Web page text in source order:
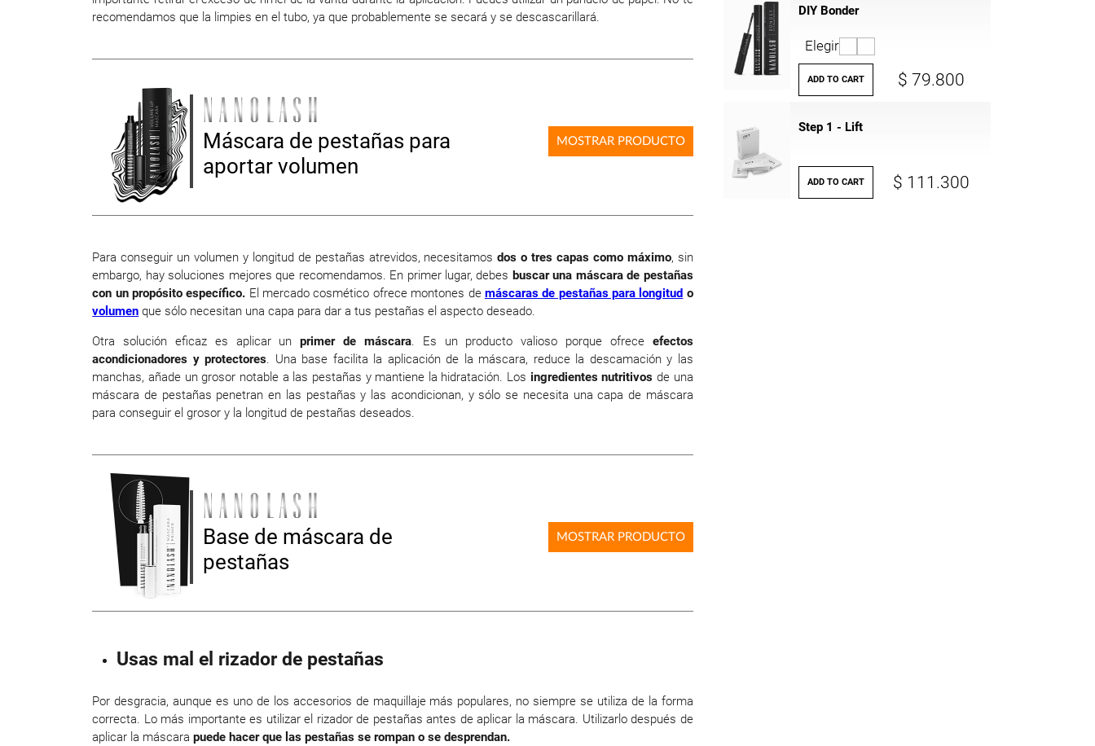
recomendamos que la limpies en el tubo, ya que probablemente se secará y se descascarillará.
Máscara de pestañas para
aportar volumen
MOSTRAR PRODUCTO
Para conseguir un volumen y longitud de pestañas atrevidos, necesitamosdos o tres capas como máximo, sin
embargo, hay soluciones mejores que recomendamos. En primer lugar, debes buscar una máscara de pestañas
con un propósito específico. El mercado cosmético ofrece montones de máscaras de pestañas para longitud o
volumen que sólo necesitan una capa para dar a tus pestañas el aspecto deseado.
Otra solución eficaz es aplicar unprimer de máscara. Es un producto valioso porque ofrece efectos
acondicionadores y protectores. Una base facilita la aplicación de la máscara, reduce la descamación y las
manchas, añade un grosor notable a las pestañas y mantiene la hidratación. Los ingredientes nutritivos de una
máscara de pestañas penetran en las pestañas y las acondicionan, y sólo se necesita una capa de máscara
para conseguir el grosor y la longitud de pestañas deseados.
Base de máscara de
pestañas
MOSTRAR PRODUCTO
Usas mal el rizador de pestañas
Por desgracia, aunque es uno de los accesorios de maquillaje más populares, no siempre se utiliza de la forma
correcta. Lo más importante es utilizar el rizador de pestañas antes de aplicar la máscara. Utilizarlo después de
aplicar la máscarapuede hacer que las pestañas se rompan o se desprendan.
DIY Bonder
Elegir
ADD TO CART $ 79.800
Step 1 - Lift
ADD TO CART $ 111.300